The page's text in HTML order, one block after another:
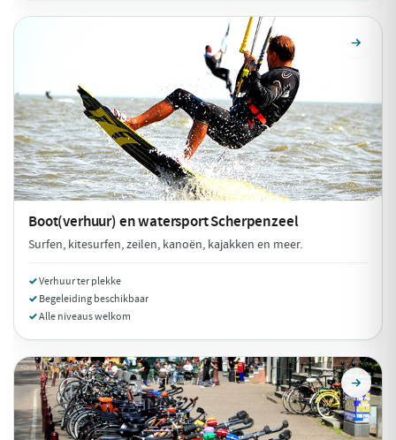
Boot(verhuur) en watersportScherpenzeel
Surfen, kitesurfen, zeilen, kanoën, kajakken en meer.
Verhuur ter plekke
Begeleiding beschikbaar
Alle niveaus welkom